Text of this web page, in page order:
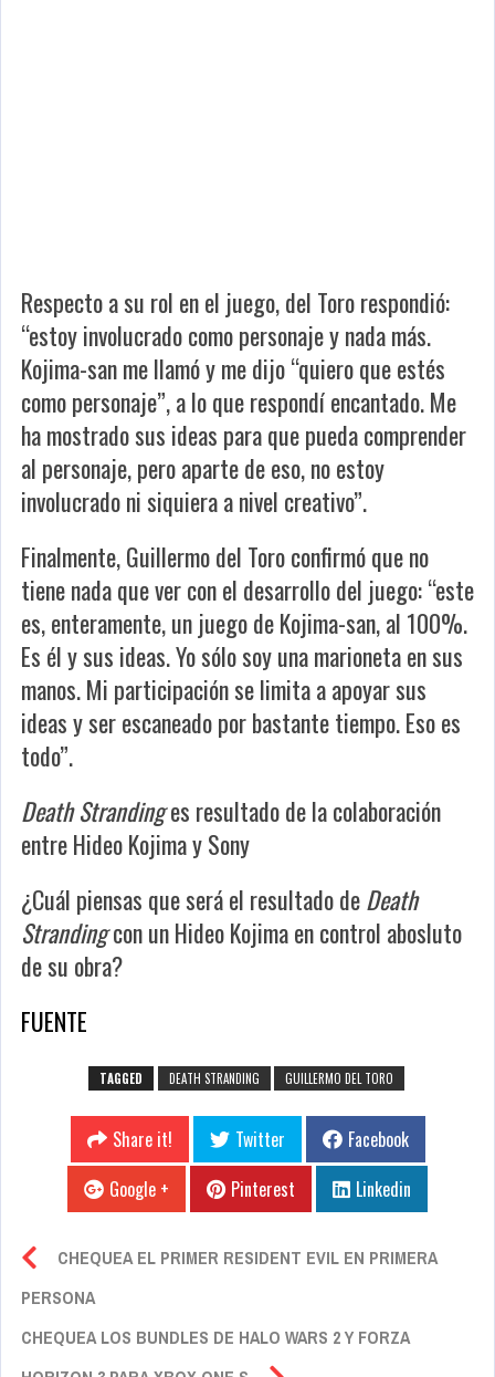
Respecto a su rol en el juego, del Toro respondió:
“estoy involucrado como personaje y nada más.
Kojima-san me llamó y me dijo “quiero que estés
como personaje”, a lo que respondí encantado. Me
ha mostrado sus ideas para que pueda comprender
al personaje, pero aparte de eso, no estoy
involucrado ni siquiera a nivel creativo”.
Finalmente, Guillermo del Toro confirmó que no
tiene nada que ver con el desarrollo del juego: “este
es, enteramente, un juego de Kojima-san, al 100%.
Es él y sus ideas. Yo sólo soy una marioneta en sus
manos. Mi participación se limita a apoyar sus
ideas y ser escaneado por bastante tiempo. Eso es
todo”.
Death Strandinges resultado de la colaboración
entre Hideo Kojima y Sony
¿Cuál piensas que será el resultado deDeath
Strandingcon un Hideo Kojima en control abosluto
de su obra?
FUENTE
TAGGED DEATH STRANDING GUILLERMO DEL TORO
Share it! Twitter
Facebook
Google +
Pinterest Linkedin
CHEQUEA EL PRIMER RESIDENT EVIL EN PRIMERA
PERSONA
CHEQUEA LOS BUNDLES DE HALO WARS 2 Y FORZA